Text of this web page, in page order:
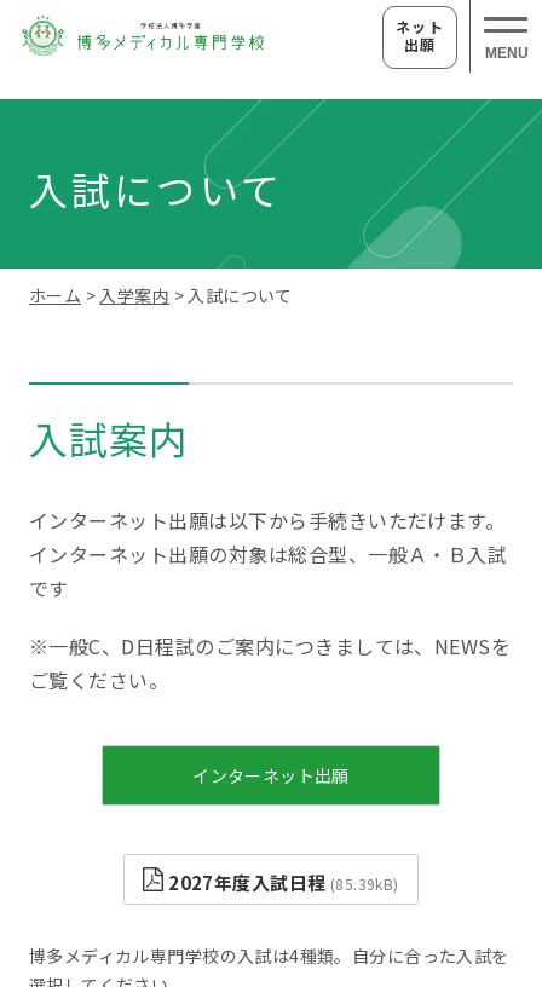
ネット
出願
MENU
入試について
ホーム > 入学案内 > 入試について
入試案内
インターネット出願は以下から手続きいただけます。
インターネット出願の対象は総合型、一般Ａ・Ｂ入試
です
※一般C、D日程試のご案内につきましては、NEWSを
ご覧ください。
インターネット出願
2027年度入試日程 85.39kB
博多メディカル専門学校の入試は4種類。自分に合った入試を